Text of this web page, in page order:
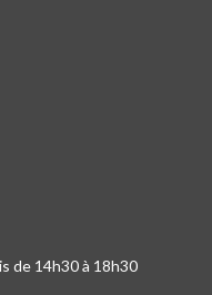
de 14h30 à 18h30